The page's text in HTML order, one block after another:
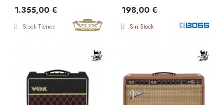
1.355,00 €
Stock Tienda
198,00 €
Sin Stock